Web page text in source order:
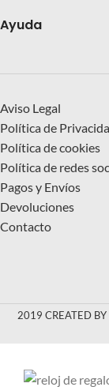
Ayuda
Aviso Legal
Política de
Política de cookies
Política de redes
Pagos y Envíos
Devoluciones
Contacto
2019 CREATED